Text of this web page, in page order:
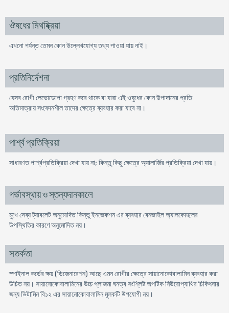
ঔষধের মিথষ্ক্রিয়া
এখনো পর্যন্ত তেমন কোন উল্লেখযোগ্য তথ্য পাওয়া যায় নাই।
প্রতিনির্দেশনা
যেসব রোগী লেভোডোপা গ্রহণ করে থাকে বা যারা এই ওষুধের কোন উপাদানের প্রতি
অতিমাত্রায় সংবেদনশীল তাদের ক্ষেত্রে ব্যবহার করা যাবে না।
পার্শ্ব প্রতিক্রিয়া
সাধারণত পার্শ্বপ্রতিক্রিয়া দেখা যায় না; কিন্তু কিছু ক্ষেত্রে অ্যালার্জির প্রতিক্রিয়া দেখা যায়।
গর্ভাবস্থায় ও স্তন্যদানকালে
মুখে সেব্য ট্যাবলেট অনুমোদিত কিন্তু ইনজেকশন এর ব্যবহার বেনজাইল অ্যালকোহলের
উপস্থিতির কারণে অনুমোদিত নয়।
সতর্কতা
স্পাইনাল কর্ডের ক্ষয় (ডিজেনারেশন) আছে এমন রোগীর ক্ষেত্রে সায়ানোকোবালামিন ব্যবহার করা
উচিত নয়। সায়ানোকোবালামিনের উচ্চ প্লাজমা ঘনত্ব সংশ্লিষ্ট অপটিক নিউরোপ্যাথির চিকিৎসার
জন্য ভিটামিন বি১২ এর সায়ানোকোবালামিন মূলকটি উপযোগী নয়।